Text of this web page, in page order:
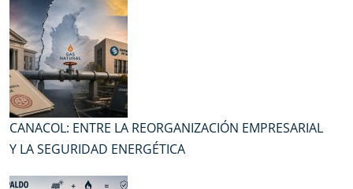
CANACOL: ENTRE LA REORGANIZACIÓN EMPRESARIAL
Y LA SEGURIDAD ENERGÉTICA